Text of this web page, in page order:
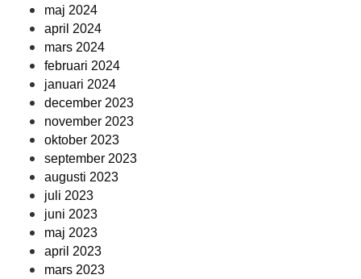
maj 2024
april 2024
mars 2024
februari 2024
januari 2024
december 2023
november 2023
oktober 2023
september 2023
augusti 2023
juli 2023
juni 2023
maj 2023
april 2023
mars 2023